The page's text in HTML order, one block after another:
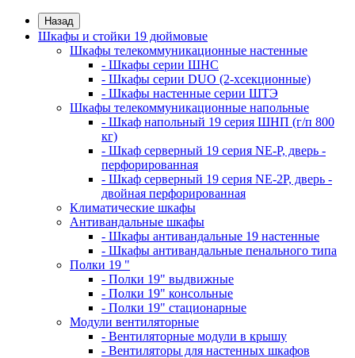
Назад
Шкафы и стойки 19 дюймовые
Шкафы телекоммуникационные настенные
- Шкафы серии ШНС
- Шкафы серии DUO (2-хсекционные)
- Шкафы настенные серии ШТЭ
Шкафы телекоммуникационные напольные
- Шкаф напольный 19 серия ШНП (г/п 800
кг)
- Шкаф серверный 19 серия NE-P, дверь -
перфорированная
- Шкаф серверный 19 серия NE-2P, дверь -
двойная перфорированная
Климатические шкафы
Антивандальные шкафы
- Шкафы антивандальные 19 настенные
- Шкафы антивандальные пенального типа
Полки 19 "
- Полки 19" выдвижные
- Полки 19" консольные
- Полки 19" стационарные
Модули вентиляторные
- Вентиляторные модули в крышу
- Вентиляторы для настенных шкафов